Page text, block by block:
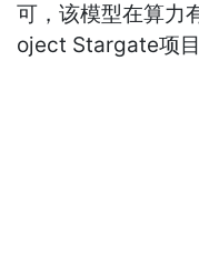
可，该模型在算力
oject Stargate项目